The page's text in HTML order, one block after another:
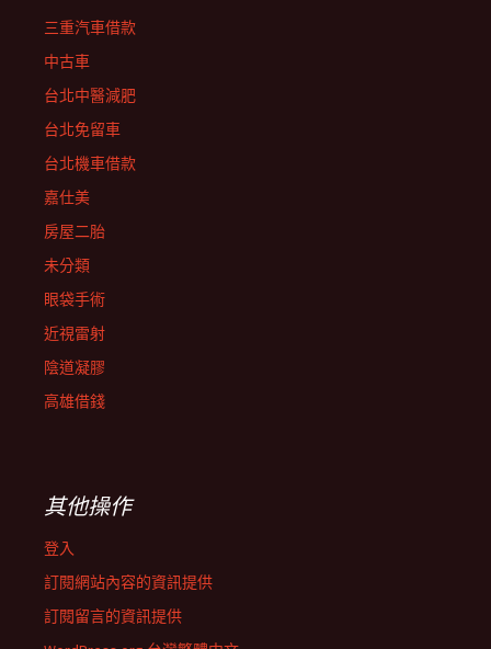
三重汽車借款
中古車
台北中醫減肥
台北免留車
台北機車借款
嘉仕美
房屋二胎
未分類
眼袋手術
近視雷射
陰道凝膠
高雄借錢
其他操作
登入
訂閱網站內容的資訊提供
訂閱留言的資訊提供